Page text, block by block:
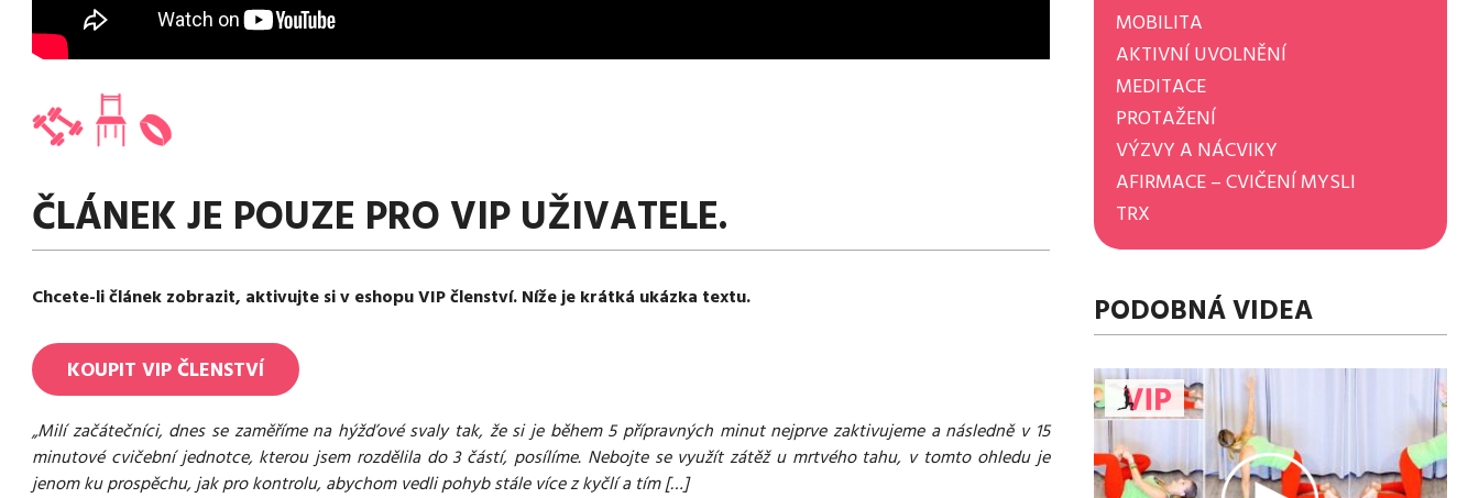
ČLÁNEK JE POUZE PRO VIP UŽIVATELE.
Chcete-li článek zobrazit, aktivujte si v eshopu VIP členství. Níže je krátká ukázka textu.
KOUPIT VIP ČLENSTVÍ
„Milí začátečníci, dnes se zaměříme na hýžďové svaly tak, že si je během 5 přípravných minut nejprve zaktivujeme a následně v 15
minutové cvičební jednotce, kterou jsem rozdělila do 3 částí, posílíme. Nebojte se využít zátěž u mrtvého tahu, v tomto ohledu je
jenom ku prospěchu, jak pro kontrolu, abychom vedli pohyb stále více z kyčlí a tím […]
MOBILITA
AKTIVNÍ UVOLNĚNÍ
MEDITACE
PROTAŽENÍ
VÝZVY A NÁCVIKY
AFIRMACE – CVIČENÍ MYSLI
TRX
PODOBNÁ VIDEA